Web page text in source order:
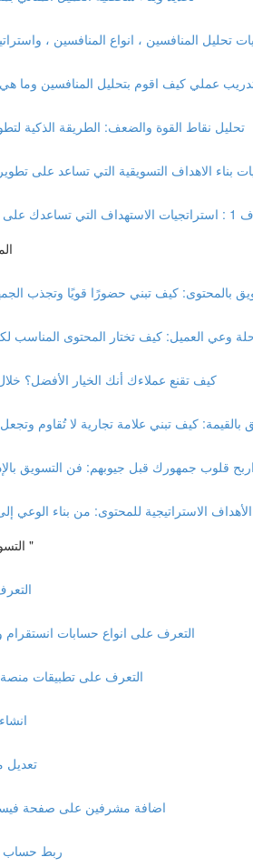
"تحليل نقاط القوة والضعف: الطريقة الذكية
بناء الاهداف التسويقية التي تساعد على تطوير
(11:08)
بالمحتوى: كيف تبني حضورًا قويًا وتجذب الجمهور
وعي العميل: كيف تختار المحتوى المناسب لكل
كيف تقنع عملاءك أنك الخيار الأفضل؟ خلال
بالقيمة: كيف تبني علامة تجارية لا تُقاوم وتجعل
اربح قلوب جمهورك قبل جيوبهم: فن التسويق بالإذن
الأهداف الاستراتيجية للمحتوى: من بناء الوعي إلى
التسويق عبر منصة ميتا " فيسبوك وانستقرام "
التعرف على انواع حسابات انستقرام
التعرف على تطبيقات منصة
تعديل
اضافة مشرفين على صفحة
ربط حساب